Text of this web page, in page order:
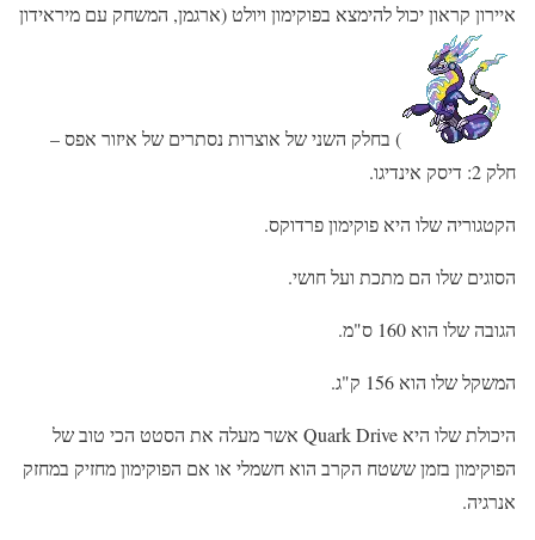
איירון קראון יכול להימצא בפוקימון ויולט (ארגמן, המשחק עם מיראידון
) בחלק השני של אוצרות נסתרים של איזור אפס –
חלק 2: דיסק אינדיגו.
הקטגוריה שלו היא פוקימון פרדוקס.
הסוגים שלו הם מתכת ועל חושי.
הגובה שלו הוא 160 ס"מ.
המשקל שלו הוא 156 ק"ג.
היכולת שלו היא Quark Drive אשר מעלה את הסטט הכי טוב של
הפוקימון בזמן ששטח הקרב הוא חשמלי או אם הפוקימון מחזיק במחזק
אנרגיה.